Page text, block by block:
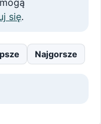
się.
Najgorsze